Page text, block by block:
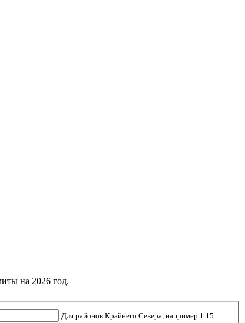
на 2026 год.
Для районов Крайнего Севера, например 1.15